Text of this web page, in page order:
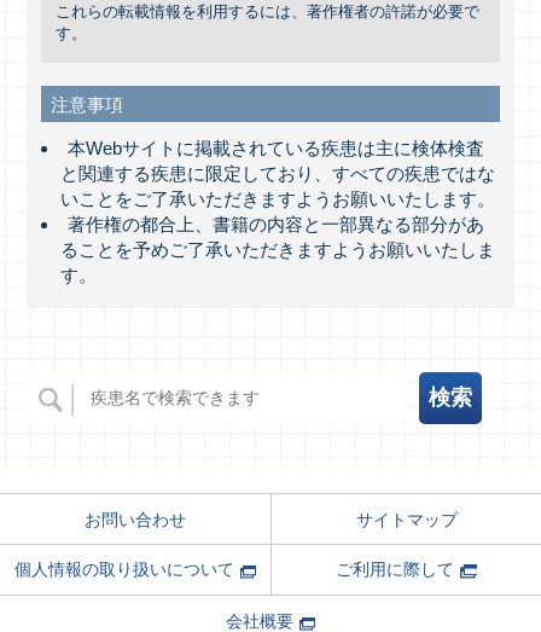
これらの転載情報を利用するには、著作権者の許諾が必要で
す。
注意事項
本Webサイトに掲載されている疾患は主に検体検査
と関連する疾患に限定しており、すべての疾患ではな
いことをご了承いただきますようお願いいたします。
著作権の都合上、書籍の内容と一部異なる部分があ
ることを予めご了承いただきますようお願いいたしま
す。
お問い合わせ サイトマップ
個人情報の取り扱いについて ご利用に際して
会社概要